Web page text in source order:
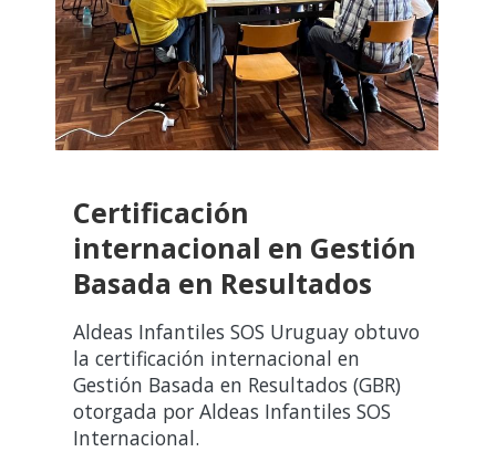
Certificación
internacional en Gestión
Basada en Resultados
Aldeas Infantiles SOS Uruguay obtuvo
la certificación internacional en
Gestión Basada en Resultados (GBR)
otorgada por Aldeas Infantiles SOS
Internacional.